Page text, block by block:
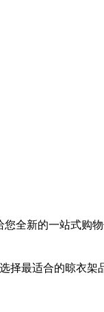
全新的一站式购
最适合的晾衣架